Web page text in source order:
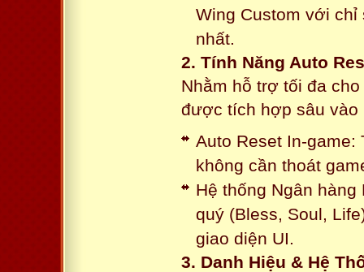
Wing Custom với
nhất.
2. Tính Năng Auto
Nhằm hỗ trợ tối đa
được tích hợp sâu vào
Auto Reset In-game:
không cần thoát
Hệ thống Ngân
quý (Bless, Soul,
giao diện UI.
3. Danh Hiệu & Hệ